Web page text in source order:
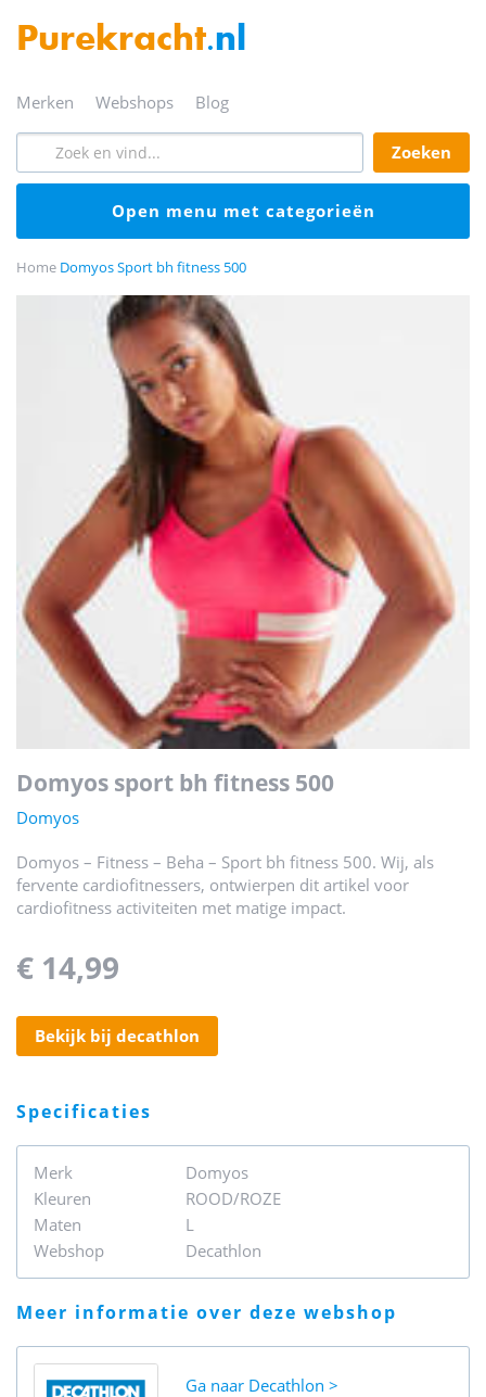
Purekracht.nl
merken webshops blog
zoeken
open menu met categorieën
Home Domyos Sport bh fitness 500
domyos sport bh fitness 500
Domyos
Domyos – Fitness – Beha – Sport bh fitness 500. Wij, als
fervente cardiofitnessers, ontwierpen dit artikel voor
cardiofitness activiteiten met matige impact.
€ 14,99
bekijk bij decathlon
specificaties
Merk
Domyos
Kleuren
ROOD/ROZE
Maten
L
Webshop
Decathlon
meer informatie over deze webshop
Ga naar Decathlon